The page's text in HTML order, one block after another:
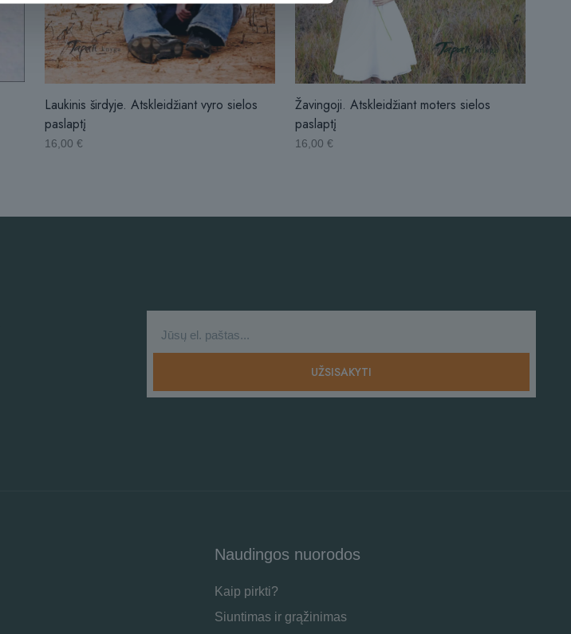
Laukinis širdyje. Atskleidžiant vyro sielos
paslaptį
16,00€
Žavingoji. Atskleidžiant moters sielos
paslaptį
16,00€
Naudingos nuorodos
Kaip pirkti?
Siuntimas ir grąžinimas